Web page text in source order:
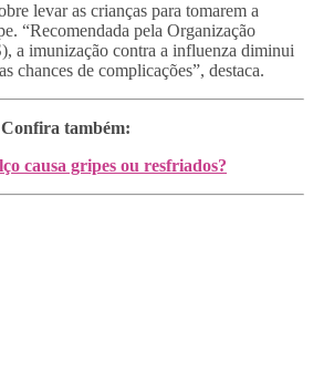
levar as crianças para tomarem a
“Recomendada pela Organização
a imunização contra a influenza diminui
chances de complicações”, destaca.
Confira também:
causa gripes ou resfriados?